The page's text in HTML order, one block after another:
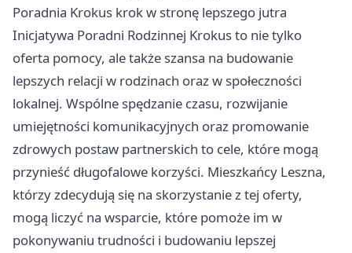
Poradnia Krokus krok w stronę lepszego jutra
Inicjatywa Poradni Rodzinnej Krokus to nie tylko
oferta pomocy, ale także szansa na budowanie
lepszych relacji w rodzinach oraz w społeczności
lokalnej. Wspólne spędzanie czasu, rozwijanie
umiejętności komunikacyjnych oraz promowanie
zdrowych postaw partnerskich to cele, które mogą
przynieść długofalowe korzyści. Mieszkańcy Leszna,
którzy zdecydują się na skorzystanie z tej oferty,
mogą liczyć na wsparcie, które pomoże im w
pokonywaniu trudności i budowaniu lepszej